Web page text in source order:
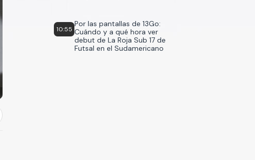
10:55
Por las pantallas de 13Go:
Cuándo y a qué hora ver
debut de La Roja Sub 17 de
Futsal en el Sudamericano